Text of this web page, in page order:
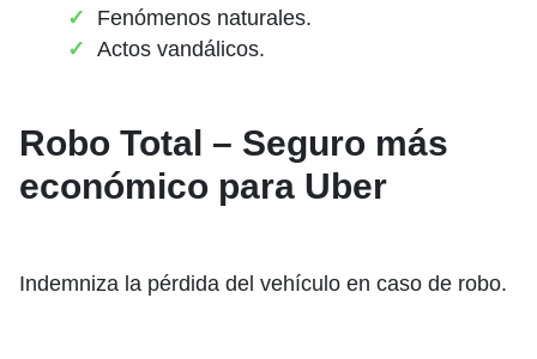
Fenómenos naturales.
Actos vandálicos.
Robo Total – Seguro más
económico para Uber
Indemniza la pérdida del vehículo en caso de robo.